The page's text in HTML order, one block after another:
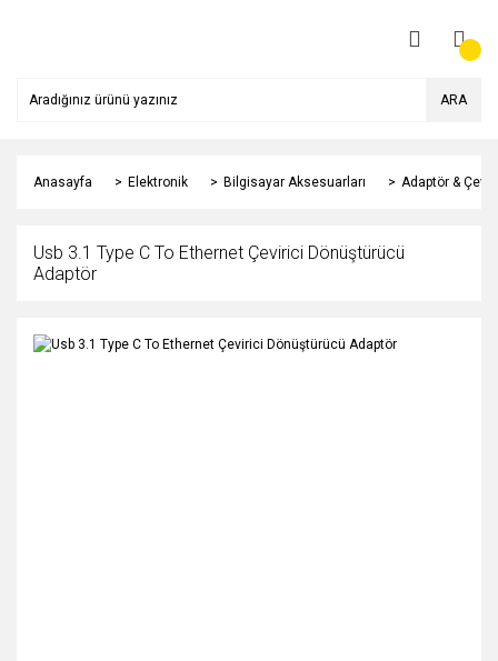
ARA
Anasayfa Elektronik Bilgisayar Aksesuarları Adaptör &
Usb 3.1 Type C To Ethernet Çevirici Dönüştürücü
Adaptör